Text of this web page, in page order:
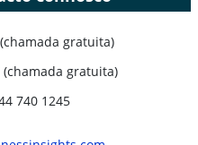
gratuita)
(chamada gratuita)
740 1245